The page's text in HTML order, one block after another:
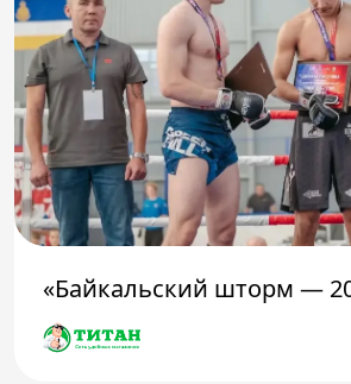
«Байкальский шторм —